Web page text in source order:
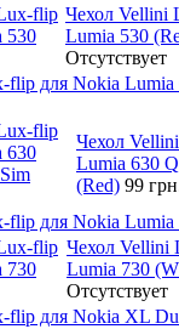
Чехол Vellini
Lumia 530
Отсутствует
flip для Nokia Lumia
Чехол
Lumia 630
(Red) 99
flip для Nokia Lumia
Чехол Vellini
Lumia 730
Отсутствует
flip для Nokia XL